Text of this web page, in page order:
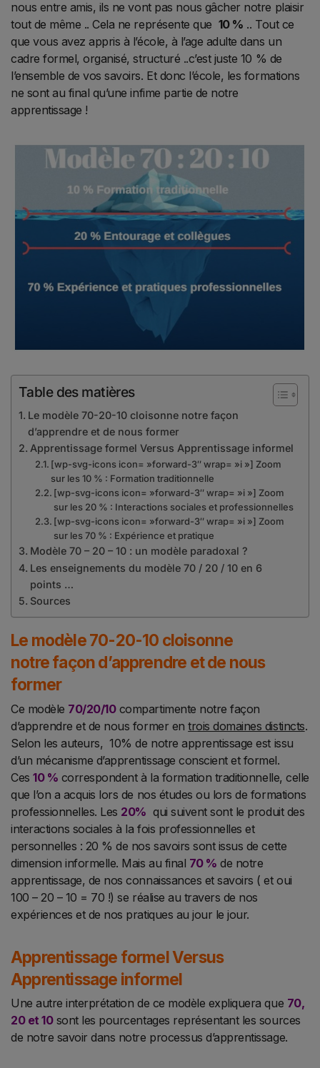
nous entre amis, ils ne vont pas nous gâcher notre plaisir
tout de même .. Cela ne représente que 10 % .. Tout ce
que vous avez appris à l’école, à l’age adulte dans un
cadre formel, organisé, structuré ..c’est juste 10 % de
l’ensemble de vos savoirs. Et donc l’école, les formations
ne sont au final qu’une infime partie de notre
apprentissage !
Table des matières
Le modèle 70-20-10 cloisonne notre façon
d’apprendre et de nous former
Apprentissage formel Versus Apprentissage informel
[wp-svg-icons icon= »forward-3″ wrap= »i »] Zoom
sur les 10 % : Formation traditionnelle
[wp-svg-icons icon= »forward-3″ wrap= »i »] Zoom
sur les 20 % : Interactions sociales et professionnelles
[wp-svg-icons icon= »forward-3″ wrap= »i »] Zoom
sur les 70 % : Expérience et pratique
Modèle 70 – 20 – 10 : un modèle paradoxal ?
Les enseignements du modèle 70 / 20 / 10 en 6
points …
Sources
Le modèle 70-20-10 cloisonne
notre façon d’apprendre et de nous
former
Ce modèle 70/20/10compartimente notre façon
d’apprendre et de nous former entrois domaines distincts.
Selon les auteurs, 10% de notre apprentissage est issu
d’un mécanisme d’apprentissage conscient et formel.
Ces10 % correspondent à la formation traditionnelle, celle
que l’on a acquis lors de nos études ou lors de formations
professionnelles. Les 20% qui suivent sont le produit des
interactions sociales à la fois professionnelles et
personnelles : 20 % de nos savoirs sont issus de cette
dimension informelle. Mais au final 70 % de notre
apprentissage, de nos connaissances et savoirs ( et oui
100 – 20 – 10 = 70 !) se réalise au travers de nos
expérienceset de nos pratiques au jour le jour.
Apprentissage formel Versus
Apprentissage informel
Une autre interprétation de ce modèle expliquera que 70,
20 et 10sont les pourcentages représentant les sources
de notre savoir dans notre processus d’apprentissage.